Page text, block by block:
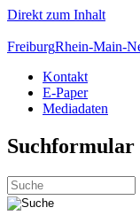
Direkt zum Inhalt
FreiburgRhein-Main-
Kontakt
E-Paper
Mediadaten
Suchformular